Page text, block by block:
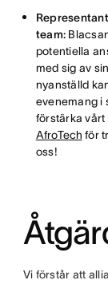
team:
potentiella
med sig av
nyanställd
evenemang i
förstärka vårt
AfroTech för
oss!
Vi förstår att